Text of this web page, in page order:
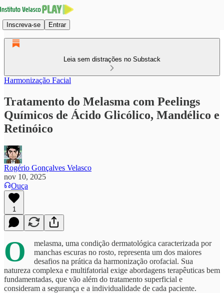
Inscreva-se Entrar
Leia sem distrações no Substack
Harmonização Facial
Tratamento do Melasma com Peelings
Químicos de Ácido Glicólico, Mandélico e
Retinóico
Rogério Gonçalves Velasco
nov 10, 2025
Ouça
1
O
melasma, uma condição dermatológica caracterizada por
manchas escuras no rosto, representa um dos maiores
desafios na prática da harmonização orofacial. Sua
natureza complexa e multifatorial exige abordagens terapêuticas bem
fundamentadas, que vão além do tratamento superficial e
consideram a segurança e a individualidade de cada paciente.